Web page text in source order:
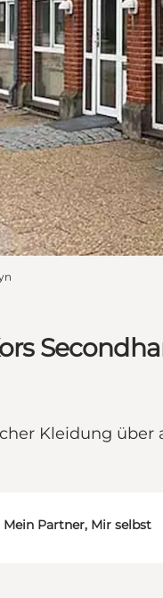
Kleidung über
Mein Partner, Mir selbst